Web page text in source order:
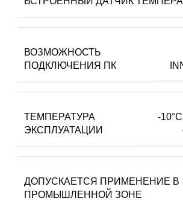
ВОЗМОЖНОСТЬ
ПОДКЛЮЧЕНИЯ ПК
ТЕМПЕРАТУРА
ЭКСПЛУАТАЦИИ
-
ДОПУСКАЕТСЯ ПРИМЕНЕНИЕ В
ПРОМЫШЛЕННОЙ ЗОНЕ